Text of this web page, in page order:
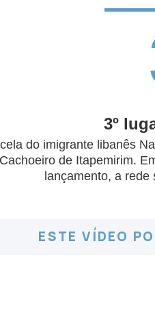
3º
do imigrante libanês
de Itapemirim.
lançamento, a
ESTE VÍDEO